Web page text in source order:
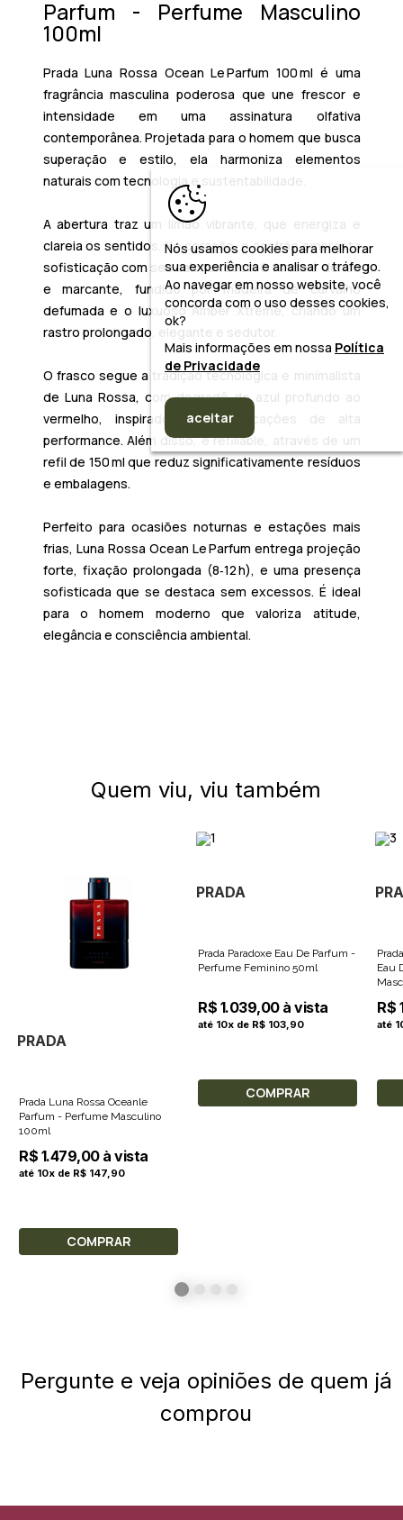
Parfum - Perfume Masculino
100ml
Prada Luna Rossa Ocean Le Parfum 100 ml é uma
fragrância masculina poderosa que une frescor e
intensidade em uma assinatura olfativa
contemporânea. Projetada para o homem que busca
superação e estilo, ela harmoniza elementos
naturais com tecnologia e sustentabilidade.
A abertura traz um limão vibrante, que energiza e
clareia os sentidos. No coração, oaçafrãoempresta
sofisticação com seu calor exótico. O fundo é denso
e marcante, fundido pormadeira de carvalho
defumada e o luxuosoAmber Xtreme, criando um
rastro prolongado, elegante e sedutor.
O frasco segue a tradição tecnológica e minimalista
de Luna Rossa, com degradê do azul profundo ao
vermelho, inspirado em embarcações de alta
performance. Além disso, érefillable, através de um
refil de 150 ml que reduz significativamente resíduos
e embalagens.
Perfeito para ocasiões noturnas e estações mais
frias, Luna Rossa Ocean Le Parfum entrega projeção
forte, fixação prolongada (8‑12 h), e uma presença
sofisticada que se destaca sem excessos. É ideal
para o homem moderno que valoriza atitude,
elegância e consciência ambiental.
Quem viu, viu também
PRADA
Prada Luna Rossa Oceanle
Parfum - Perfume Masculino
100ml
R$ 1.479,00 à vista
até 10x de R$ 147,90
COMPRAR
PRADA
Prada Paradoxe Eau De Parfum -
Perfume Feminino 50ml
R$ 1.039,00 à vista
até 10x de R$ 103,90
COMPRAR
Eau De
R$
até
Pergunte e veja opiniões de quem já
comprou
Nós usamos cookies para melhorar
sua experiência e analisar o tráfego.
Ao navegar em nosso website, você
concorda com o uso desses cookies,
ok?
Mais informações em nossa Política
de Privacidade
aceitar